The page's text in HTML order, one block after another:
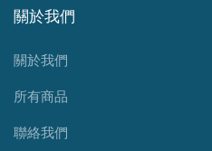
關於我們
關於我們
所有商品
聯絡我們